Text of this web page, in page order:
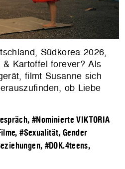
Südkorea 2026,
Kartoffel forever? Als
filmt Susanne sich
ob Liebe
, #Nominierte VIKTORIA
,#Sexualität, Gender
, #DOK.4teens,